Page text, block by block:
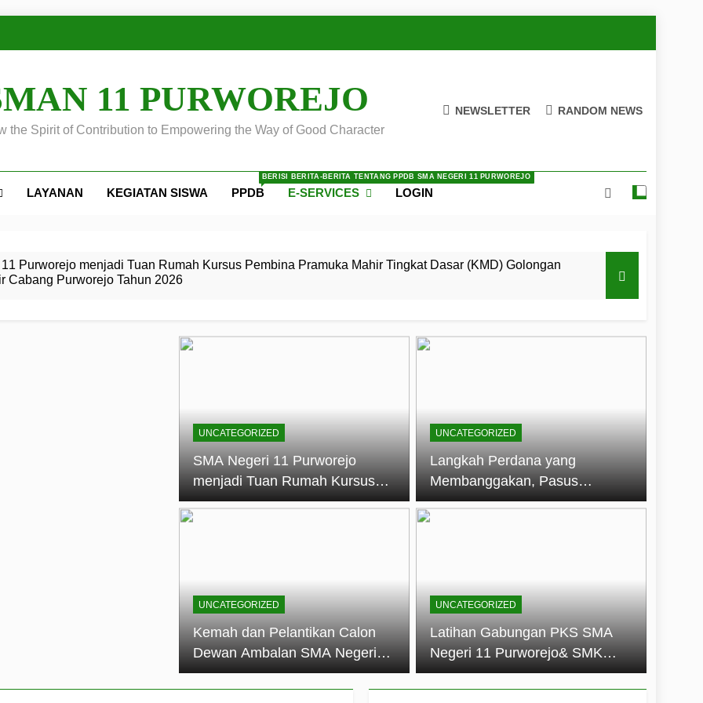
11 PURWOREJO
the Spirit of Contribution to Empowering the Way of Good Character
NEWSLETTER RANDOM NEWS
LAYANAN KEGIATAN SISWA PPDB
BERISI BERITA-BERITA TENTANG PPDB SMA NEGERI 11 PURWOREJO
E-SERVICES LOGIN
Purworejo menjadi Tuan Rumah Kursus Pembina Pramuka Mahir Tingkat Dasar (KMD) Golongan
Cabang Purworejo Tahun 2026
Calon Dewan Ambalan SMA Negeri 11 Purworejo: Membentuk Jiwa Kepemimpinan, Disiplin,
11 Purworejo Sukses Gelar LPBB Jatayudha Open 2 Tahun 2026
Tingkat
Gugus Depan
di LKBB
oleh Pasukan Khusus
11
Negeri 11 Purworejo
menjadi lokasi pelaksanaan
UNCATEGORIZED
SMA Negeri 11 Purworejo
menjadi Tuan Rumah Kursus
Pembina Pramuka Mahir
UNCATEGORIZED
Langkah Perdana yang
Membanggakan, Pasus
Jatayudha Ukir Prestasi di
UNCATEGORIZED
Kemah dan Pelantikan Calon
Dewan Ambalan SMA Negeri
11 Purworejo: Membentuk Jiwa
Kepemimpinan, Disiplin, dan
UNCATEGORIZED
Latihan Gabungan PKS SMA
Negeri 11 Purworejo& SMK
Negeri 6 Purworejo:
Membangun Disiplin,